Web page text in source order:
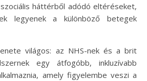
háttérből adódó eltéréseket,
legyenek a különböző betegek
világos: az NHS-nek és a brit
egy átfogóbb, inkluzívabb
amely figyelembe veszi a